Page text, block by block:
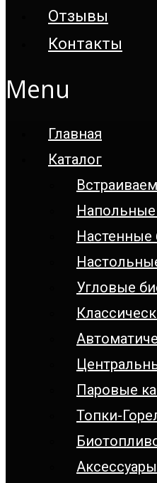
Отзывы
Контакты
Menu
Главная
Каталог
Угловые
Паровые
Топки-
Аксессуары